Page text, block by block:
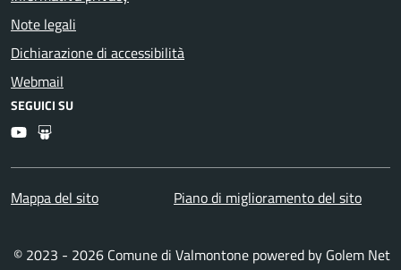
Note legali
Dichiarazione di accessibilità
Webmail
SEGUICI SU
YoutubeSlideshare
Mappa del sito Piano di miglioramento del sito
© 2023 - 2026 Comune di Valmontone powered by Golem Net